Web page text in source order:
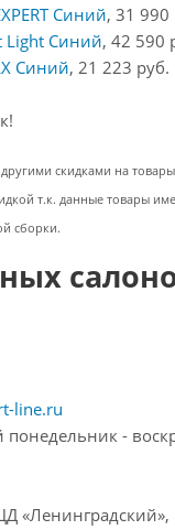
Синий, 31 990
Light Синий, 42 590
Синий, 21 223 руб.
скидками на
т.к. данные товары
сборки.
line.ru
понедельник -